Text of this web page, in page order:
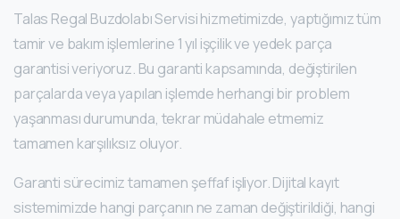
Talas Regal Buzdolabı Servisi hizmetimizde, yaptığımız tüm
tamir ve bakım işlemlerine 1 yıl işçilik ve yedek parça
garantisi veriyoruz. Bu garanti kapsamında, değiştirilen
parçalarda veya yapılan işlemde herhangi bir problem
yaşanması durumunda, tekrar müdahale etmemiz
tamamen karşılıksız oluyor.
Garanti sürecimiz tamamen şeffaf işliyor. Dijital kayıt
sistemimizde hangi parçanın ne zaman değiştirildiği, hangi